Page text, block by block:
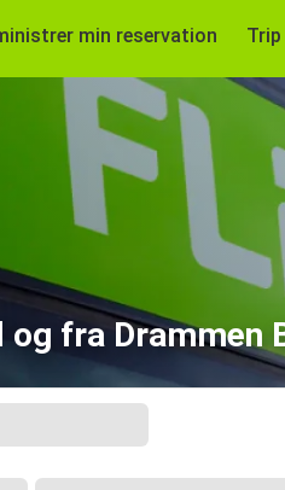
min reservation
og fra Drammen